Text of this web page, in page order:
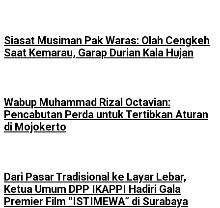
Siasat Musiman Pak Waras: Olah Cengkeh
Saat Kemarau, Garap Durian Kala Hujan
Wabup Muhammad Rizal Octavian:
Pencabutan Perda untuk Tertibkan Aturan
di Mojokerto
Dari Pasar Tradisional ke Layar Lebar,
Ketua Umum DPP IKAPPI Hadiri Gala
Premier Film “ISTIMEWA” di Surabaya